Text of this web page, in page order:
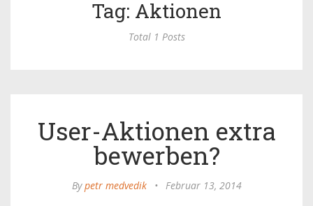
Tag: Aktionen
Total 1 Posts
User-Aktionen extra
bewerben?
Bypetr medvedik • Februar 13, 2014